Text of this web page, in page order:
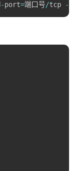
-port=端口号/tcp --